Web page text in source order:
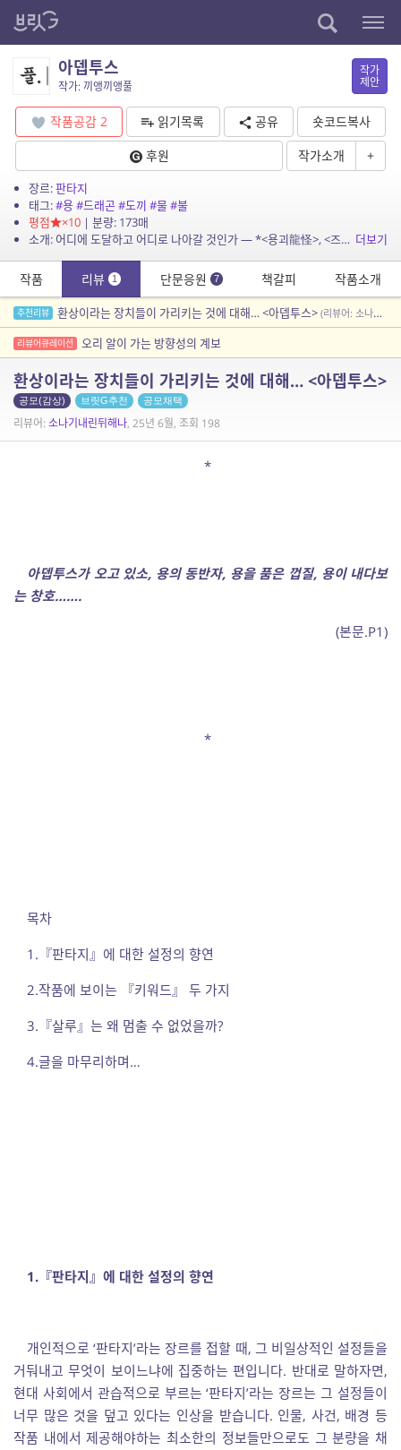
아뎁투스
작가: 끼앵끼앵풀
작가
제안
작품공감 2 읽기목록 공유
숏코드복사
후원
작가소개 +
장르:판타지
태그:#용#드래곤#도끼 #물#불
평점
×10| 분량: 173매
소개: 어디에 도달하고 어디로 나아갈 것인가 — *<용괴龍怪>, <즈메이>, <수인>, <이름>과 같은 세계관을 공유하는 단편입니다. 더보기
작품 리뷰 1 단문응원 7 책갈피 작품소개
추천리뷰 환상이라는 장치들이 가리키는 것에 대해… <아뎁투스> (리뷰어: 소나기내린뒤해나)
리뷰어큐레이션 오리 알이 가는 방향성의 계보
환상이라는 장치들이 가리키는 것에 대해… <아뎁투스>
공모(감상) 브릿G추천 공모채택
리뷰어: 소나기내린뒤해나, 25년 6월, 조회 198
*
아뎁투스가 오고 있소, 용의 동반자, 용을 품은 껍질, 용이 내다보
는 창호…….
(본문.P1)
*
목차
1.『판타지』에 대한 설정의 향연
2.작품에 보이는 『키워드』 두 가지
3.『살루』는 왜 멈출 수 없었을까?
4.글을 마무리하며…
1.『판타지』에 대한 설정의 향연
개인적으로 ‘판타지’라는 장르를 접할 때, 그 비일상적인 설정들을
거둬내고 무엇이 보이느냐에 집중하는 편입니다. 반대로 말하자면,
현대 사회에서 관습적으로 부르는 ‘판타지’라는 장르는 그 설정들이
너무 많은 것을 덮고 있다는 인상을 받습니다. 인물, 사건, 배경 등
작품 내에서 제공해야하는 최소한의 정보들만으로도 그 분량을 채